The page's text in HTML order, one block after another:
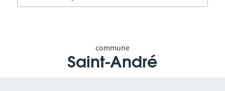
commune
Saint-André